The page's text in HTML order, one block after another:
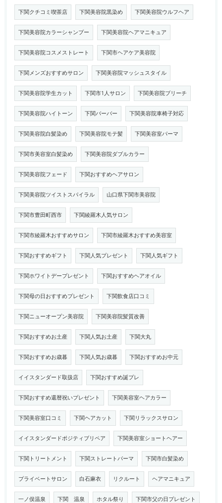
下関クチコミ喫茶店 下関美容院黒染め 下関美容院ウルフヘア
下関美容院カラーシャンプー 下関美容院ヘアマニキュア
下関美容院コスメストレート 下関市ヘアケア美容院
下関メンズおすすめサロン 下関美容院マッシュスタイル
下関美容院学生カット 下関市1人サロン 下関美容院ブリーチ
下関美容院ハイトーン 下関バーバー 下関美容院車椅子対応
下関美容院白髪染め 下関美容院モテ髪 下関美容室パーマ
下関市美容室白髪染め 下関美容院ダブルカラー
下関美容院フェード 下関おすすめヘアサロン
下関美容院ツイストスパイラル 山口県下関市美容院
下関市豊田町西市 下関綾羅木人気サロン
下関市綾羅木おすすめサロン 下関市綾羅木おすすめ美容室
下関おすすめギフト 下関人気プレゼント 下関人気ギフト
下関ホワイトデープレゼント 下関おすすめヘアオイル
下関母の日おすすめプレゼント 下関飲食店口コミ
下関ニューオープン美容院 下関美容院髪質改善
下関おすすめお土産 下関人気お土産 下関大丸
下関おすすめお歳暮 下関人気お歳暮 下関おすすめお中元
イイスタンダード取扱店 下関おすすめ誕プレ
下関おすすめ還暦祝いプレゼント 下関美容室ヘアカラー
下関美容室口コミ 下関ヘアカット 下関リラックスサロン
イイスタンダードポジティブリペア 下関美容室ショートヘアー
下関トリートメント 下関ストレートパーマ 下関市白髪染め
プライベートサロン 白石麻衣 リクルート ヘアマニキュア
一ノ俣温泉 下関 温泉 ホタル祭り 下関市父の日プレゼント